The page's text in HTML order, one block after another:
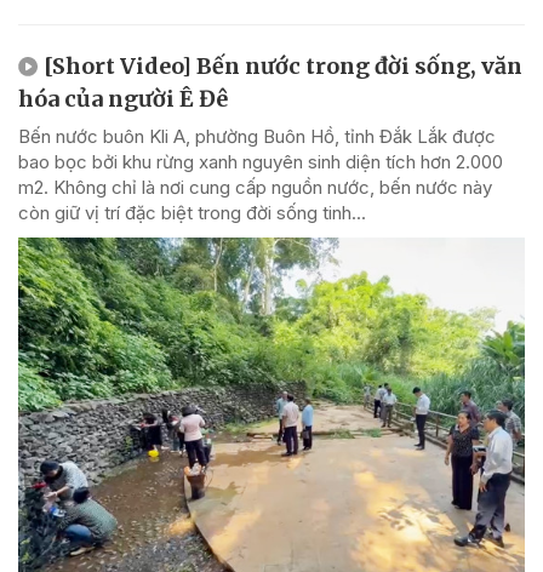
[Short Video] Bến nước trong đời sống, văn
hóa của người Ê Đê
Bến nước buôn Kli A, phường Buôn Hồ, tỉnh Đắk Lắk được
bao bọc bởi khu rừng xanh nguyên sinh diện tích hơn 2.000
m2. Không chỉ là nơi cung cấp nguồn nước, bến nước này
còn giữ vị trí đặc biệt trong đời sống tinh...